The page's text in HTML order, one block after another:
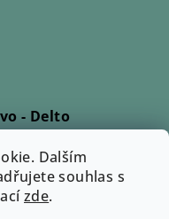
Dalším
souhlas s
zde.
- Delto
hvězdiček.